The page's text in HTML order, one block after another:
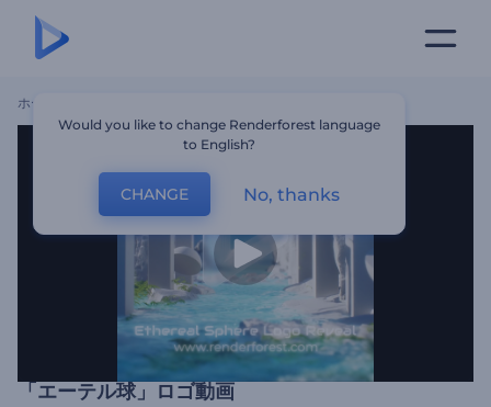
ホーム
「エーテル球」ロゴ動画
Would you like to change Renderforest language
to English?
CHANGE No, thanks